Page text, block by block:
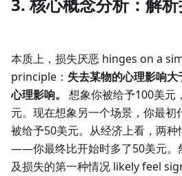
3. 核心概念分析：解
本质上，损失厌恶 hinges on a
principle： 失去某物的心理影响
心理影响。
想象你被给予100美元
元。现在想象另一个场景，你最
被给予50美元。从经济上看，两
——你最终比开始时多了50美元。
及损失的第一种情况 likely feel